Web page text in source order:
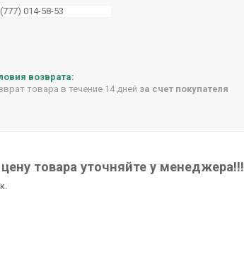
014-58-53
товара в течение 14 дней за счет покупателя
товара уточняйте у менеджера!!!